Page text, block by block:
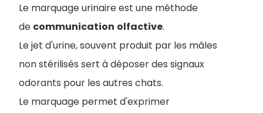
Le marquage urinaire est une méthode
de communication olfactive.
Le jet d'urine, souvent produit par les mâles
non stérilisés sert à déposer des signaux
odorants pour les autres chats.
Le marquage permet d'exprimer